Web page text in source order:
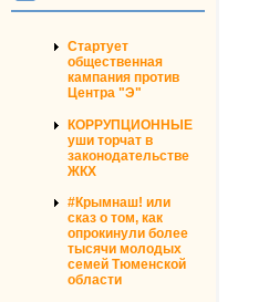
Стартует
общественная
кампания против
Центра "Э"
КОРРУПЦИОННЫЕ
уши торчат в
законодательстве
ЖКХ
#Крымнаш! или
сказ о том, как
опрокинули более
тысячи молодых
семей Тюменской
области